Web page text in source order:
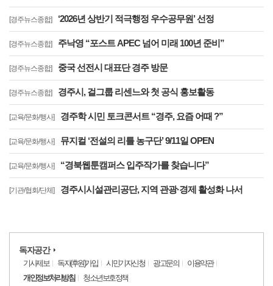
[경주뉴스종합] ‘2026년 상반기 적극행정 우수공무원’ 선정
[경주뉴스종합] 주낙영 “포스트 APEC 넘어 미래 100년 준비”
[경주뉴스종합] 중국 선전시 대표단 경주 방문
[경주뉴스종합] 경주시, 걸그룹 리센느와 첫 공식 홍보활동
[교육/문화/행사] 경주학 시민 토크콘서트 “경주, 요즘 어때 ?”
[교육/문화/행사] 뮤지컬 ‘전설의 리틀 농구단’ 9/11일 OPEN
[교육/문화/행사] “경북웹툰캠퍼스 입주작가를 찾습니다”
[기관/협회/단체] 경주시시설관리공단, 지역 관광·경제 활성화 나서
독자공간
기사제보 독자(후원)가입 시민기자신청 광고문의
이용약관
개인정보처리방침
청소년보호정책